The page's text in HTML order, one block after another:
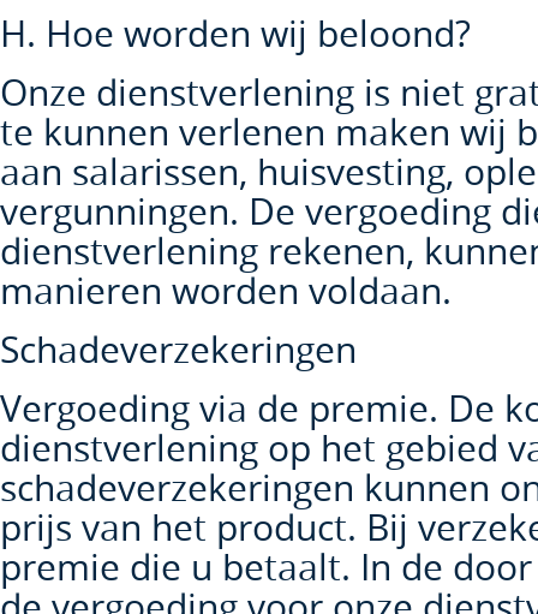
H. Hoe worden wij beloond?
Onze dienstverlening is niet
te kunnen verlenen maken wij
aan salarissen, huisvesting,
vergunningen. De vergoeding
dienstverlening rekenen,
manieren worden voldaan.
Schadeverzekeringen
Vergoeding via de premie. De
dienstverlening op het gebied
schadeverzekeringen kunnen
prijs van het product. Bij
premie die u betaalt. In de